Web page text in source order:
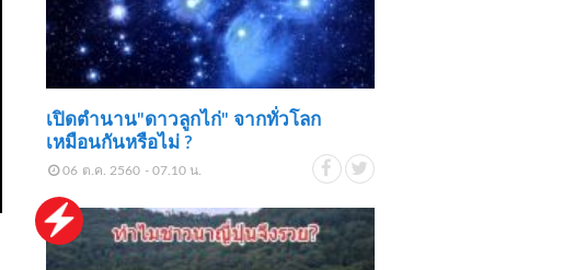
เปิดตำนาน"ดาวลูกไก่" จากทั่วโลก
เหมือนกันหรือไม่ ?
06 ต.ค. 2560 - 07.10 น.